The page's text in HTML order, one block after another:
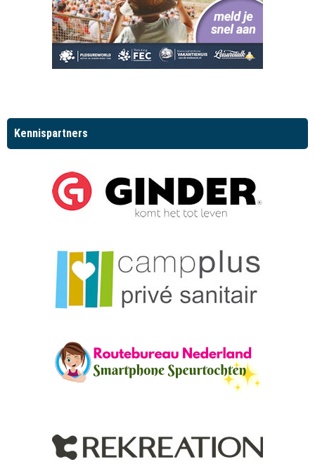
Kennispartners